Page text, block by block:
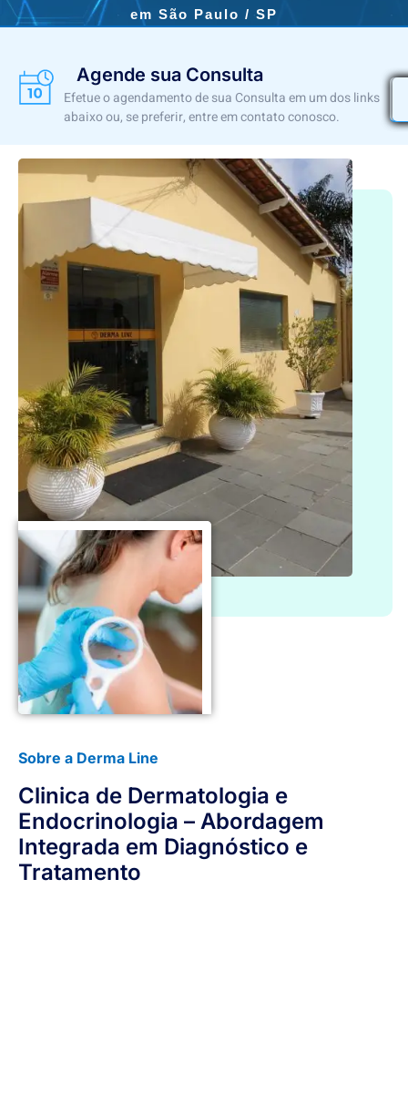
em São Paulo / SP
Agende sua Consulta
Efetue o agendamento de sua Consulta em um dos links
abaixo ou, se preferir, entre em contato conosco.
Sobre a Derma Line
Clinica de Dermatologia e
Endocrinologia – Abordagem
Integrada em Diagnóstico e
Tratamento